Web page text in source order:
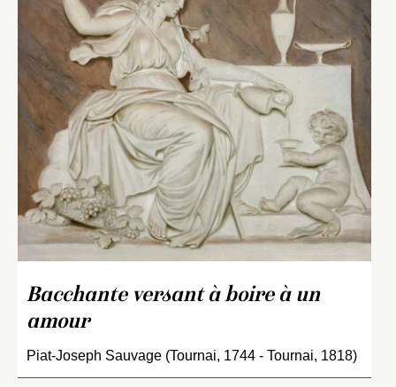
Bacchante versant à boire à un
amour
Piat-Joseph Sauvage (Tournai, 1744 - Tournai, 1818)